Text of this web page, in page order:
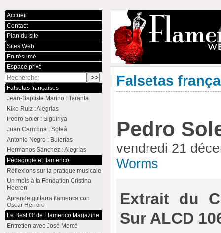
Falsetas
Pedro
vendredi 21
Worms
Extrait du
Sur ALCD
Accueil
Contact
Plan du site
Sites Web
En résumé
Espace privé
Falsetas françaises
Jean-Baptiste Marino : Taranta
Kiko Ruiz : Alegrías
Pedro Soler : Siguiriya
Juan Carmona : Soleá
Antonio Negro : Bulerías
Hermanos Sánchez : Alegrías
Pédagogie et flamenco
Réflexions sur la pratique musicale
Un mois à la Fondation Cristina
Heeren
Aprende guitarra flamenca con
Oscar Herrero
Le Best Of de Flamenco Magazine
Entretien avec José Mercé